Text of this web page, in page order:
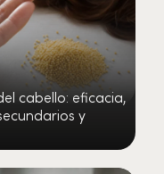
cabello: eficacia,
y